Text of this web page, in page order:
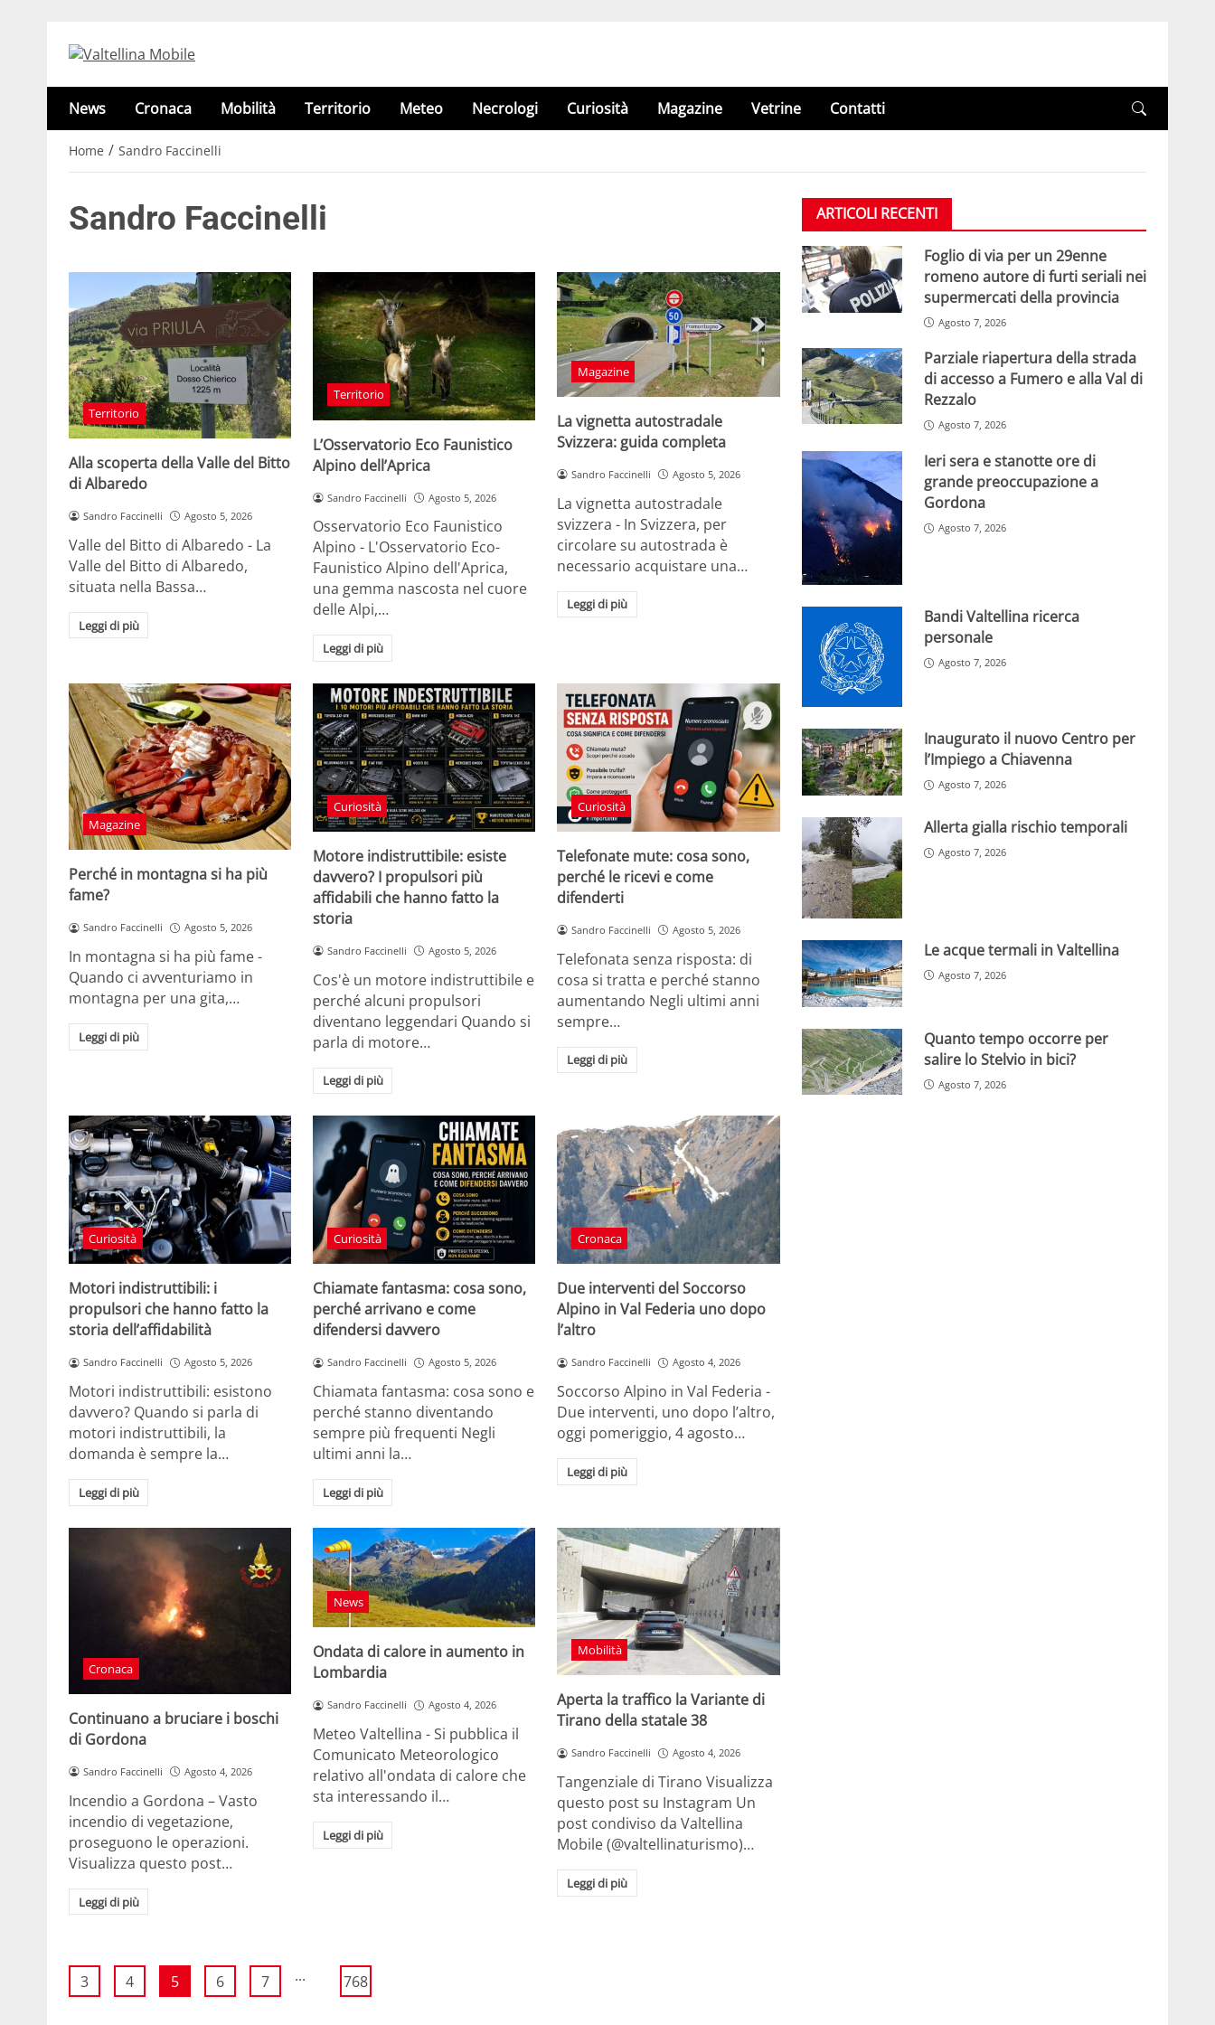
News Cronaca Mobilità Territorio Meteo Necrologi Curiosità Magazine Vetrine Contatti
Home / Sandro Faccinelli
Sandro Faccinelli
Territorio
Alla scoperta della Valle del Bitto
di Albaredo
Sandro Faccinelli Agosto 5, 2026
Valle del Bitto di Albaredo - La
Valle del Bitto di Albaredo,
situata nella Bassa…
Leggi di più
Territorio
L’Osservatorio Eco Faunistico
Alpino dell’Aprica
Sandro Faccinelli Agosto 5, 2026
Osservatorio Eco Faunistico
Alpino - L'Osservatorio Eco-
Faunistico Alpino dell'Aprica,
una gemma nascosta nel cuore
delle Alpi,…
Leggi di più
Magazine
La vignetta autostradale
Svizzera: guida completa
Sandro Faccinelli Agosto 5, 2026
La vignetta autostradale
svizzera - In Svizzera, per
circolare su autostrada è
necessario acquistare una…
Leggi di più
Magazine
Perché in montagna si ha più
fame?
Sandro Faccinelli Agosto 5, 2026
In montagna si ha più fame -
Quando ci avventuriamo in
montagna per una gita,…
Leggi di più
Curiosità
Motore indistruttibile: esiste
davvero? I propulsori più
affidabili che hanno fatto la
storia
Sandro Faccinelli Agosto 5, 2026
Cos'è un motore indistruttibile e
perché alcuni propulsori
diventano leggendari Quando si
parla di motore…
Leggi di più
Curiosità
Telefonate mute: cosa sono,
perché le ricevi e come
difenderti
Sandro Faccinelli Agosto 5, 2026
Telefonata senza risposta: di
cosa si tratta e perché stanno
aumentando Negli ultimi anni
sempre…
Leggi di più
Curiosità
Motori indistruttibili: i
propulsori che hanno fatto la
storia dell’affidabilità
Sandro Faccinelli Agosto 5, 2026
Motori indistruttibili: esistono
davvero? Quando si parla di
motori indistruttibili, la
domanda è sempre la…
Leggi di più
Curiosità
Chiamate fantasma: cosa sono,
perché arrivano e come
difendersi davvero
Sandro Faccinelli Agosto 5, 2026
Chiamata fantasma: cosa sono e
perché stanno diventando
sempre più frequenti Negli
ultimi anni la…
Leggi di più
Cronaca
Due interventi del Soccorso
Alpino in Val Federia uno dopo
l’altro
Sandro Faccinelli Agosto 4, 2026
Soccorso Alpino in Val Federia -
Due interventi, uno dopo l’altro,
oggi pomeriggio, 4 agosto…
Leggi di più
Cronaca
Continuano a bruciare i boschi
di Gordona
Sandro Faccinelli Agosto 4, 2026
Incendio a Gordona – Vasto
incendio di vegetazione,
proseguono le operazioni.
Visualizza questo post…
Leggi di più
News
Ondata di calore in aumento in
Lombardia
Sandro Faccinelli Agosto 4, 2026
Meteo Valtellina - Si pubblica il
Comunicato Meteorologico
relativo all'ondata di calore che
sta interessando il…
Leggi di più
Mobilità
Aperta la traffico la Variante di
Tirano della statale 38
Sandro Faccinelli Agosto 4, 2026
Tangenziale di Tirano Visualizza
questo post su Instagram Un
post condiviso da Valtellina
Mobile (@valtellinaturismo)…
Leggi di più
3 4 5 6 7 ... 768
ARTICOLI RECENTI
Foglio di via per un 29enne
romeno autore di furti seriali nei
supermercati della provincia
Agosto 7, 2026
Parziale riapertura della strada
di accesso a Fumero e alla Val di
Rezzalo
Agosto 7, 2026
Ieri sera e stanotte ore di
grande preoccupazione a
Gordona
Agosto 7, 2026
Bandi Valtellina ricerca
personale
Agosto 7, 2026
Inaugurato il nuovo Centro per
l’Impiego a Chiavenna
Agosto 7, 2026
Allerta gialla rischio temporali
Agosto 7, 2026
Le acque termali in Valtellina
Agosto 7, 2026
Quanto tempo occorre per
salire lo Stelvio in bici?
Agosto 7, 2026